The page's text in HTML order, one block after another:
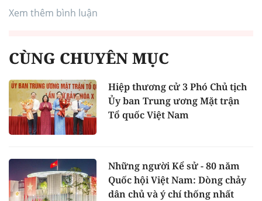
Xem thêm bình luận
CÙNG CHUYÊN MỤC
Hiệp thương cử 3 Phó Chủ tịch
Ủy ban Trung ương Mặt trận
Tổ quốc Việt Nam
Những người Kể sử - 80 năm
Quốc hội Việt Nam: Dòng chảy
dân chủ và ý chí thống nhất